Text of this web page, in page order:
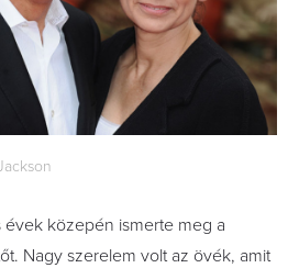
évek közepén ismerte meg a
Nagy szerelem volt az övék, amit